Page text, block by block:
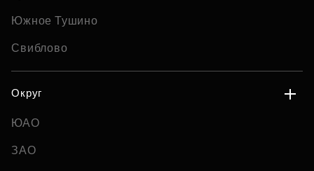
Южное Тушино
Свиблово
Округ
ЮАО
ЗАО